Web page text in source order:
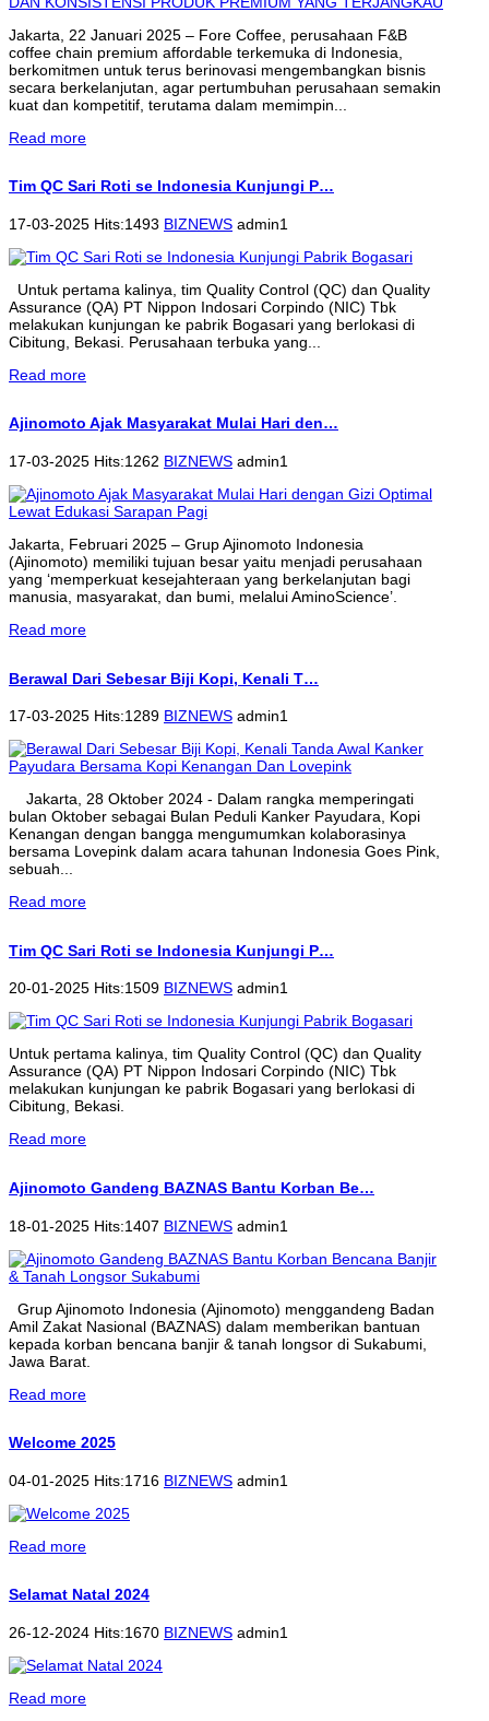
Jakarta, 22 Januari 2025 – Fore Coffee, perusahaan F&B
coffee chain premium affordable terkemuka di Indonesia,
berkomitmen untuk terus berinovasi mengembangkan bisnis
secara berkelanjutan, agar pertumbuhan perusahaan semakin
kuat dan kompetitif, terutama dalam memimpin...
Read more
Tim QC Sari Roti se Indonesia Kunjungi P…
17-03-2025 Hits:1493 BIZNEWS admin1
Untuk pertama kalinya, tim Quality Control (QC) dan Quality
Assurance (QA) PT Nippon Indosari Corpindo (NIC) Tbk
melakukan kunjungan ke pabrik Bogasari yang berlokasi di
Cibitung, Bekasi. Perusahaan terbuka yang...
Read more
Ajinomoto Ajak Masyarakat Mulai Hari den…
17-03-2025 Hits:1262 BIZNEWS admin1
Jakarta, Februari 2025 – Grup Ajinomoto Indonesia
(Ajinomoto) memiliki tujuan besar yaitu menjadi perusahaan
yang ‘memperkuat kesejahteraan yang berkelanjutan bagi
manusia, masyarakat, dan bumi, melalui AminoScience’.
Read more
Berawal Dari Sebesar Biji Kopi, Kenali T…
17-03-2025 Hits:1289 BIZNEWS admin1
Jakarta, 28 Oktober 2024 - Dalam rangka memperingati
bulan Oktober sebagai Bulan Peduli Kanker Payudara, Kopi
Kenangan dengan bangga mengumumkan kolaborasinya
bersama Lovepink dalam acara tahunan Indonesia Goes Pink,
sebuah...
Read more
Tim QC Sari Roti se Indonesia Kunjungi P…
20-01-2025 Hits:1509 BIZNEWS admin1
Untuk pertama kalinya, tim Quality Control (QC) dan Quality
Assurance (QA) PT Nippon Indosari Corpindo (NIC) Tbk
melakukan kunjungan ke pabrik Bogasari yang berlokasi di
Cibitung, Bekasi.
Read more
Ajinomoto Gandeng BAZNAS Bantu Korban Be…
18-01-2025 Hits:1407 BIZNEWS admin1
Grup Ajinomoto Indonesia (Ajinomoto) menggandeng Badan
Amil Zakat Nasional (BAZNAS) dalam memberikan bantuan
kepada korban bencana banjir & tanah longsor di Sukabumi,
Jawa Barat.
Read more
Welcome 2025
04-01-2025 Hits:1716 BIZNEWS admin1
Read more
Selamat Natal 2024
26-12-2024 Hits:1670 BIZNEWS admin1
Read more